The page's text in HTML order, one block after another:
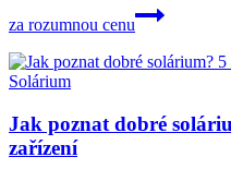
za rozumnou cenu
Solárium
Jak poznat dobré
zařízení